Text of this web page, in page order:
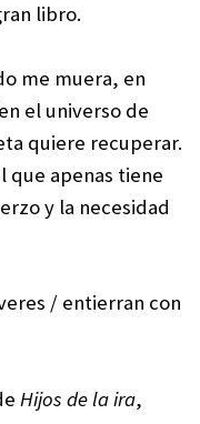
libro.
me muera, en
el universo de
quiere recuperar.
que apenas tiene
y la necesidad
/ entierran con
Hijos de la ira,